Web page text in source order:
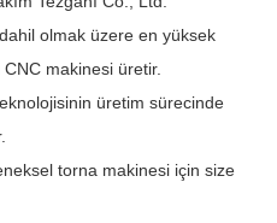
olmak üzere en yüksek
makinesi üretir.
üretim sürecinde
torna makinesi için size